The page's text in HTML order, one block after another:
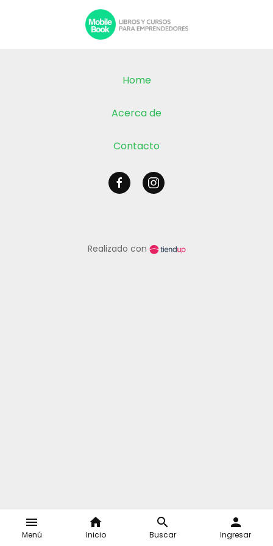
menu
Menú
home
Inicio
search
Buscar
person
Ingresar
Home
Acerca de
Contacto
Realizado con